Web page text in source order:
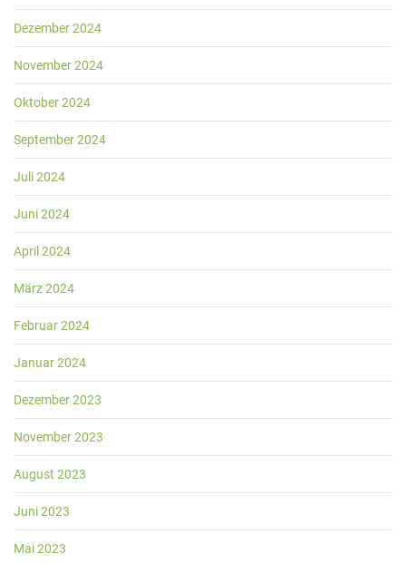
Dezember 2024
November 2024
Oktober 2024
September 2024
Juli 2024
Juni 2024
April 2024
März 2024
Februar 2024
Januar 2024
Dezember 2023
November 2023
August 2023
Juni 2023
Mai 2023